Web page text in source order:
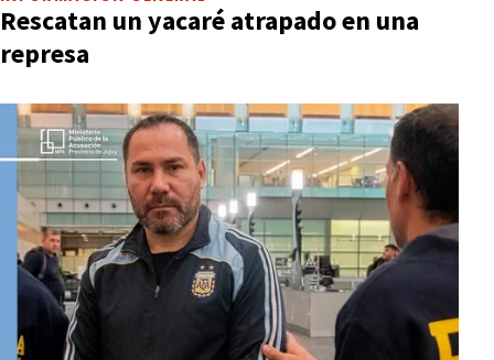
Rescatan un yacaré atrapado en una
represa